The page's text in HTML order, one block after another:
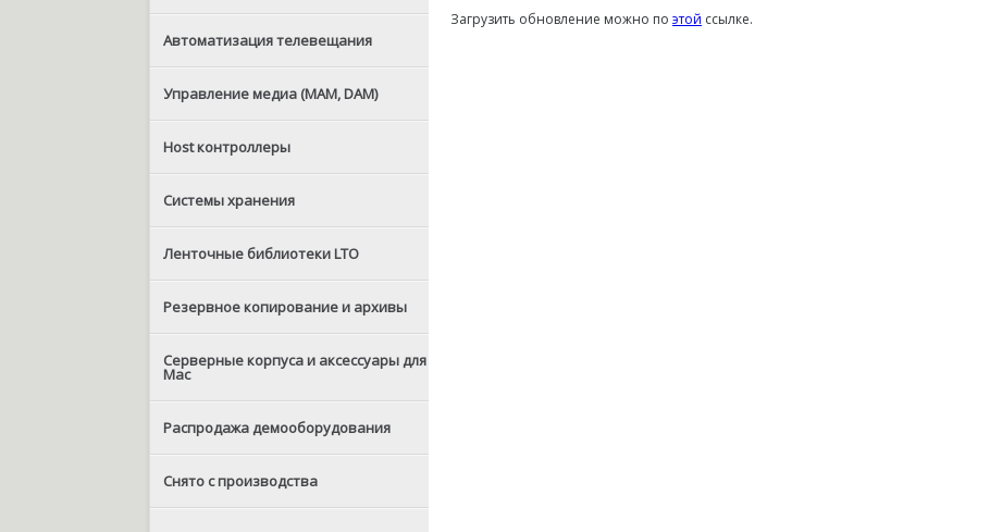
Автоматизация телевещания
Управление медиа (MAM, DAM)
Host контроллеры
Системы хранения
Ленточные библиотеки LTO
Резервное копирование и архивы
Серверные корпуса и аксессуары для
Mac
Распродажа демооборудования
Снято с производства
Загрузить обновление можно по этой ссылке.